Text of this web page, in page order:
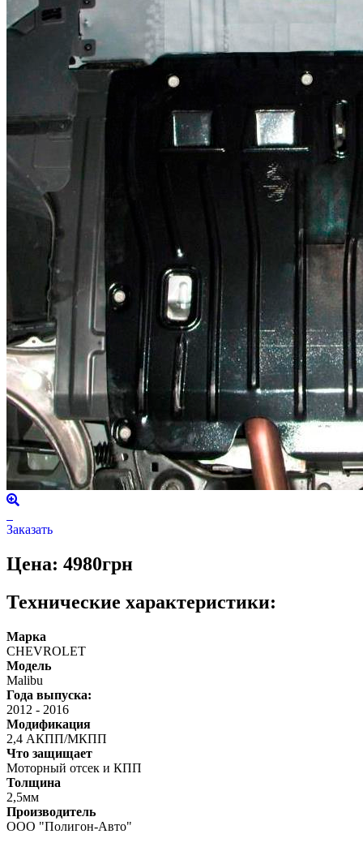
Заказать
Цена: 4980грн
Технические характеристики:
Марка
CHEVROLET
Модель
Malibu
Года выпуска:
2012 - 2016
Модификация
2,4 АКПП/МКПП
Что защищает
Моторный отсек и КПП
Толщина
2,5мм
Производитель
ООО "Полигон-Авто"